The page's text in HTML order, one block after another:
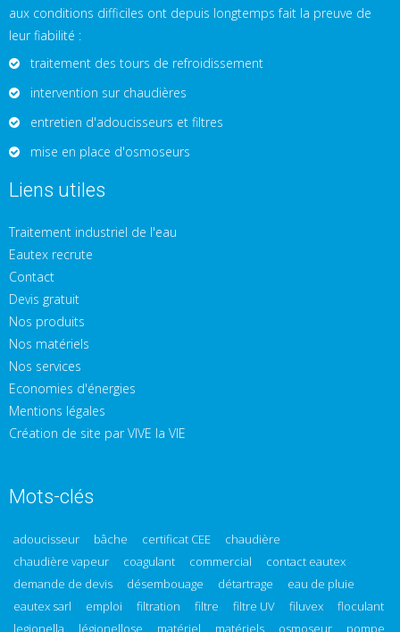
aux conditions difficiles ont depuis longtemps fait la preuve de
leur fiabilité :
traitement des tours de refroidissement
intervention sur chaudières
entretien d'adoucisseurs et filtres
mise en place d'osmoseurs
Liens utiles
Traitement industriel de l'eau
Eautex recrute
Contact
Devis gratuit
Nos produits
Nos matériels
Nos services
Economies d'énergies
Mentions légales
Création de site par VIVE la VIE
Mots-clés
adoucisseur bâche certificat CEE
chaudière
chaudière vapeur
coagulant commercial
contact eautex
demande de devis
désembouage détartrage
eau de pluie
eautex sarl
emploi filtration filtre filtre UV filuvex
floculant
legionella
légionellose matériel matériels osmoseur pompe